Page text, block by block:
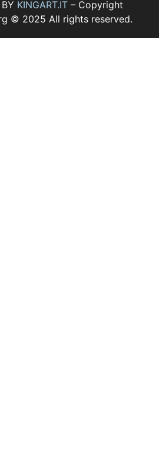
KINGART.IT– Copyright
© 2025 All rights reserved.